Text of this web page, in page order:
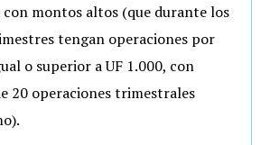
con montos altos (que durante los
tengan operaciones por
o superior a UF 1.000, con
20 operaciones trimestrales